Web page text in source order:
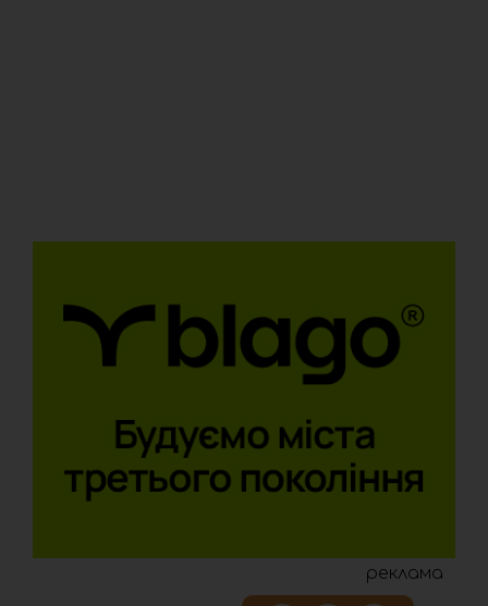
реклама